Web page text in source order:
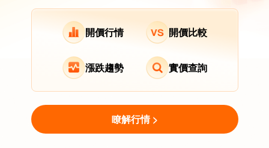
關於我們
Copyright © 2007-2026 by Addcn Technology Co.,Ltd.
用LINE MINI App找房 立即打開
開價行情 開價比較
漲跌趨勢 實價查詢
瞭解行情 >